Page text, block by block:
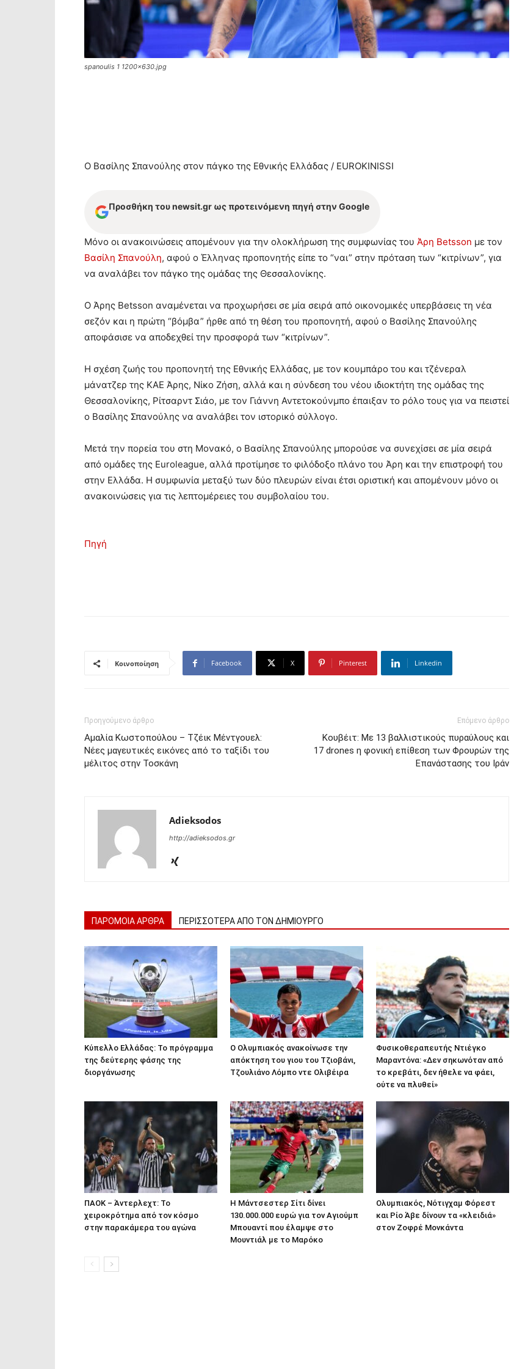
spanoulis 1 1200x630.jpg
Ο Βασίλης Σπανούλης στον πάγκο της Εθνικής Ελλάδας / EUROKINISSI
Προσθήκη του newsit.gr ως προτεινόμενη πηγή στην Google
Μόνο οι ανακοινώσεις απομένουν για την ολοκλήρωση της συμφωνίας του Άρη Betsson με τον
Βασίλη Σπανούλη, αφού ο Έλληνας προπονητής είπε το “ναι” στην πρόταση των “κιτρίνων”, για
να αναλάβει τον πάγκο της ομάδας της Θεσσαλονίκης.
Ο Άρης Betsson αναμένεται να προχωρήσει σε μία σειρά από οικονομικές υπερβάσεις τη νέα
σεζόν και η πρώτη “βόμβα” ήρθε από τη θέση του προπονητή, αφού ο Βασίλης Σπανούλης
αποφάσισε να αποδεχθεί την προσφορά των “κιτρίνων”.
Η σχέση ζωής του προπονητή της Εθνικής Ελλάδας, με τον κουμπάρο του και τζένεραλ
μάνατζερ της ΚΑΕ Άρης, Νίκο Ζήση, αλλά και η σύνδεση του νέου ιδιοκτήτη της ομάδας της
Θεσσαλονίκης, Ρίτσαρντ Σιάο, με τον Γιάννη Αντετοκούνμπο έπαιξαν το ρόλο τους για να πειστεί
ο Βασίλης Σπανούλης να αναλάβει τον ιστορικό σύλλογο.
Μετά την πορεία του στη Μονακό, ο Βασίλης Σπανούλης μπορούσε να συνεχίσει σε μία σειρά
από ομάδες της Euroleague, αλλά προτίμησε το φιλόδοξο πλάνο του Άρη και την επιστροφή του
στην Ελλάδα. Η συμφωνία μεταξύ των δύο πλευρών είναι έτσι οριστική και απομένουν μόνο οι
ανακοινώσεις για τις λεπτομέρειες του συμβολαίου του.
Πηγή
Κοινοποίηση Facebook X Pinterest Linkedin
Προηγούμενο άρθρο
Αμαλία Κωστοπούλου – Τζέικ Μέντγουελ:
Νέες μαγευτικές εικόνες από το ταξίδι του
μέλιτος στην Τοσκάνη
Επόμενο άρθρο
Κουβέιτ: Με 13 βαλλιστικούς πυραύλους και
17 drones η φονική επίθεση των Φρουρών της
Επανάστασης του Ιράν
Adieksodos
http://adieksodos.gr
ΠΑΡΟΜΟΙΑ ΑΡΘΡΑ ΠΕΡΙΣΣΟΤΕΡΑ ΑΠΟ ΤΟΝ ΔΗΜΙΟΥΡΓΟ
Κύπελλο Ελλάδας: Το πρόγραμμα
της δεύτερης φάσης της
διοργάνωσης
Ο Ολυμπιακός ανακοίνωσε την
απόκτηση του γιου του Τζιοβάνι,
Τζουλιάνο Λόμπο ντε Ολιβέιρα
Φυσικοθεραπευτής Ντιέγκο
Μαραντόνα: «Δεν σηκωνόταν από
το κρεβάτι, δεν ήθελε να φάει,
ούτε να πλυθεί»
ΠΑΟΚ – Άντερλεχτ: Το
χειροκρότημα από τον κόσμο
στην παρακάμερα του αγώνα
Η Μάντσεστερ Σίτι δίνει
130.000.000 ευρώ για τον Αγιούμπ
Μπουαντί που έλαμψε στο
Μουντιάλ με το Μαρόκο
Ολυμπιακός, Νότιγχαμ Φόρεστ
και Ρίο Άβε δίνουν τα «κλειδιά»
στον Ζοφρέ Μονκάντα